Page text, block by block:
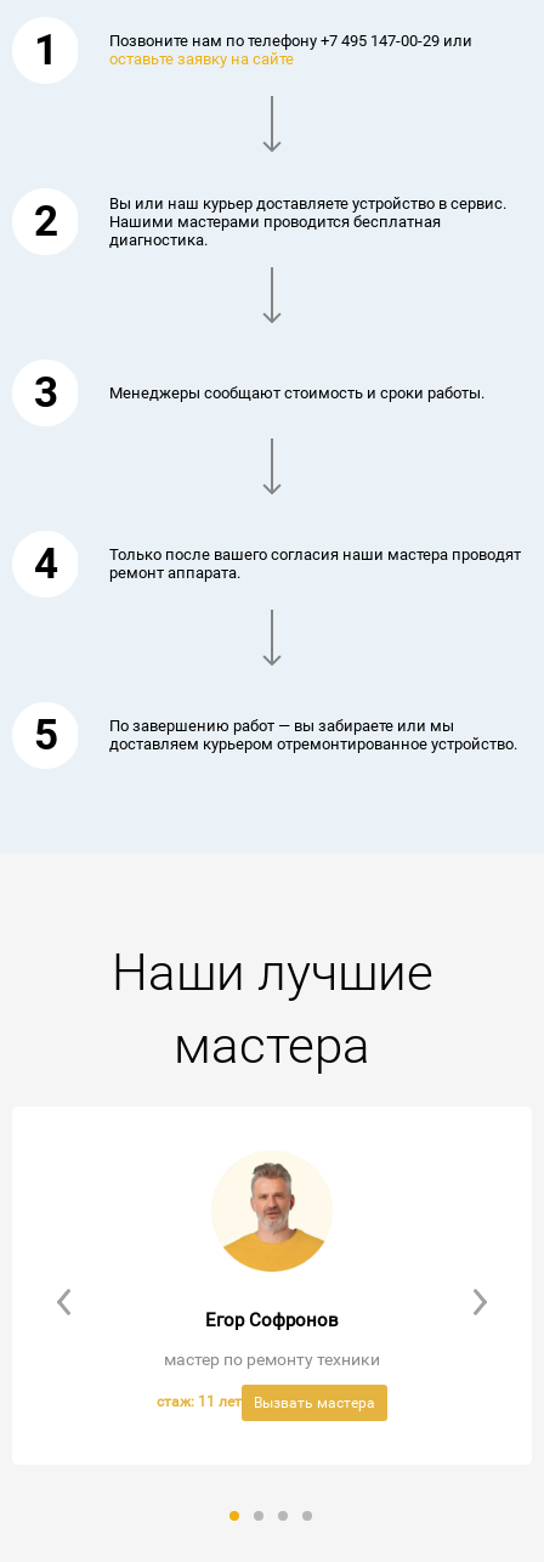
1
Позвоните нам по телефону +7 495 147-00-29 или
оставьте заявку на сайте
2
Вы или наш курьер доставляете устройство в сервис.
Нашими мастерами проводится бесплатная
диагностика.
3 Менеджеры сообщают стоимость и сроки работы.
4
Только после вашего согласия наши мастера проводят
ремонт аппарата.
5
По завершению работ — вы забираете или мы
доставляем курьером отремонтированное устройство.
Наши лучшие
мастера
Егор Софронов
мастер по ремонту техники
стаж: 11 лет Вызвать мастера
Вызвать мастера
Вызвать мастера
Вызвать мастера